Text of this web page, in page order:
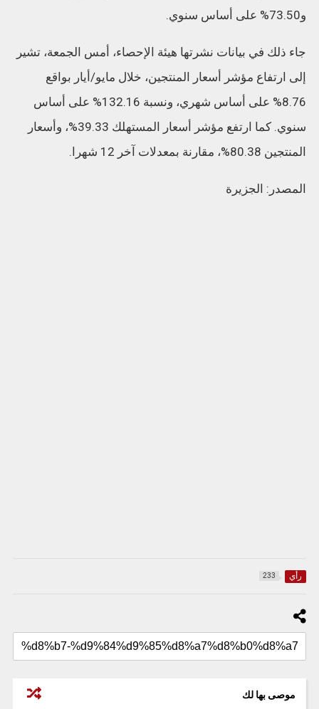
و73.50% على أساس سنوي.
جاء ذلك في بيانات نشرتها هيئة الإحصاء، أمس الجمعة، تشير
إلى ارتفاع مؤشر أسعار المنتجين، خلال مايو/أيار بواقع
8.76% على أساس شهري، ونسبة 132.16% على أساس
سنوي. كما ارتفع مؤشر أسعار المستهلك 39.33%، وأسعار
المنتجين 80.38%، مقارنة بمعدلات آخر 12 شهرا. ​​​​​​​​​​​​​​
المصدر: الجزيرة
رأي 233
موصى بها لك